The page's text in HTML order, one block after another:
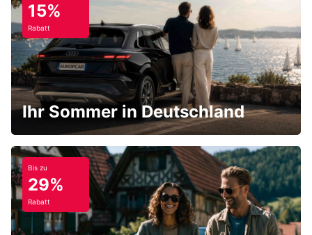
15%
Rabatt
Ihr Sommer in Deutschland
Bis zu
29%
Rabatt